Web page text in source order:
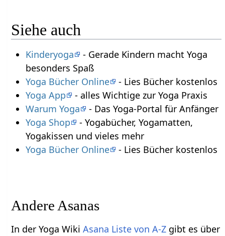
Siehe auch
Kinderyoga
- Gerade Kindern macht Yoga
besonders Spaß
Yoga Bücher Online
- Lies Bücher kostenlos
Yoga App
- alles Wichtige zur Yoga Praxis
Warum Yoga
- Das Yoga-Portal für Anfänger
Yoga Shop
- Yogabücher, Yogamatten,
Yogakissen und vieles mehr
Yoga Bücher Online
- Lies Bücher kostenlos
Andere Asanas
In der Yoga WikiAsana Liste von A-Z gibt es über